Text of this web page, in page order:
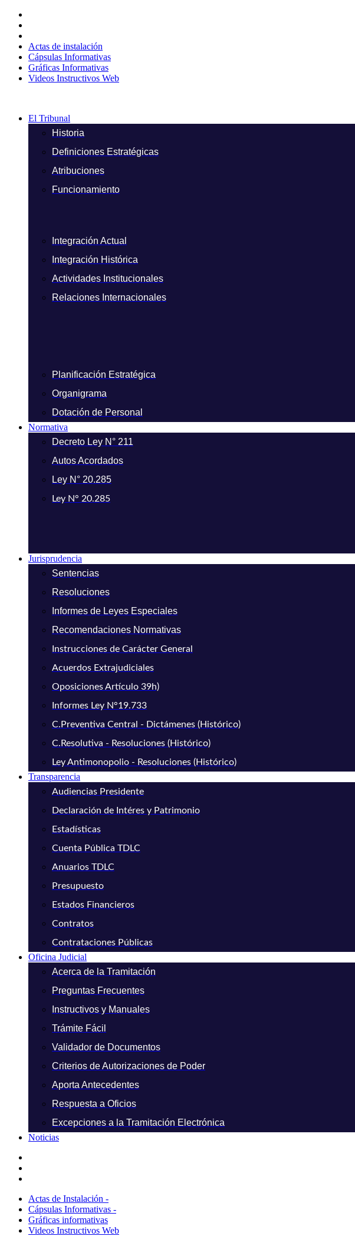
contenido
Actas de instalación
Cápsulas Informativas
Gráficas Informativas
Videos Instructivos Web
El Tribunal
Historia
Definiciones Estratégicas
Atribuciones
Funcionamiento
Integración Actual
Integración Histórica
Actividades Institucionales
Relaciones Internacionales
Planificación Estratégica
Organigrama
Dotación de Personal
Normativa
Decreto Ley N° 211
Autos Acordados
Ley N° 20.285
Ley N° 20.285
Jurisprudencia
Sentencias
Resoluciones
Informes de Leyes Especiales
Recomendaciones Normativas
Instrucciones de Carácter General
Acuerdos Extrajudiciales
Oposiciones Artículo 39h)
Informes Ley N°19.733
C.Preventiva Central - Dictámenes (Histórico)
C.Resolutiva - Resoluciones (Histórico)
Ley Antimonopolio - Resoluciones (Histórico)
Transparencia
Audiencias Presidente
Declaración de Intéres y Patrimonio
Estadísticas
Cuenta Pública TDLC
Anuarios TDLC
Presupuesto
Estados Financieros
Contratos
Contrataciones Públicas
Oficina Judicial
Acerca de la Tramitación
Preguntas Frecuentes
Instructivos y Manuales
Trámite Fácil
Validador de Documentos
Criterios de Autorizaciones de Poder
Aporta Antecedentes
Respuesta a Oficios
Excepciones a la Tramitación Electrónica
Noticias
Actas de Instalación -
Cápsulas Informativas -
Gráficas informativas
Videos Instructivos Web